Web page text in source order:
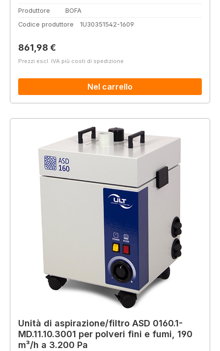
Produttore
BOFA
Codice produttore
1U30351542-1609
Prezzo normale:
861,98 €
Prezzi escl. IVA più costi di spedizione
Nel carrello
Unità di aspirazione/filtro ASD 0160.1-
MD.11.10.3001 per polveri fini e fumi, 190
m³/h a 3.200 Pa